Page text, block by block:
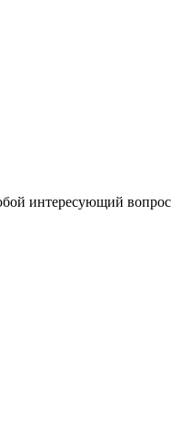
интересующий вопрос